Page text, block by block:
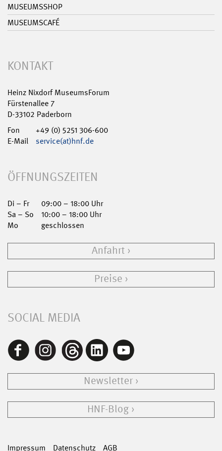
MUSEUMSSHOP
MUSEUMSCAFÉ
KONTAKT
Heinz Nixdorf MuseumsForum
Fürstenallee 7
D-33102 Paderborn
Fon
+49 (0) 5251 306-600
E-Mail
service(at)hnf.de
ÖFFNUNGSZEITEN
Di – Fr
09:00 – 18:00 Uhr
Sa – So
10:00 – 18:00 Uhr
Mo
geschlossen
Anfahrt
Preise
SOCIAL MEDIA
Newsletter
HNF-Blog
Impressum Datenschutz AGB